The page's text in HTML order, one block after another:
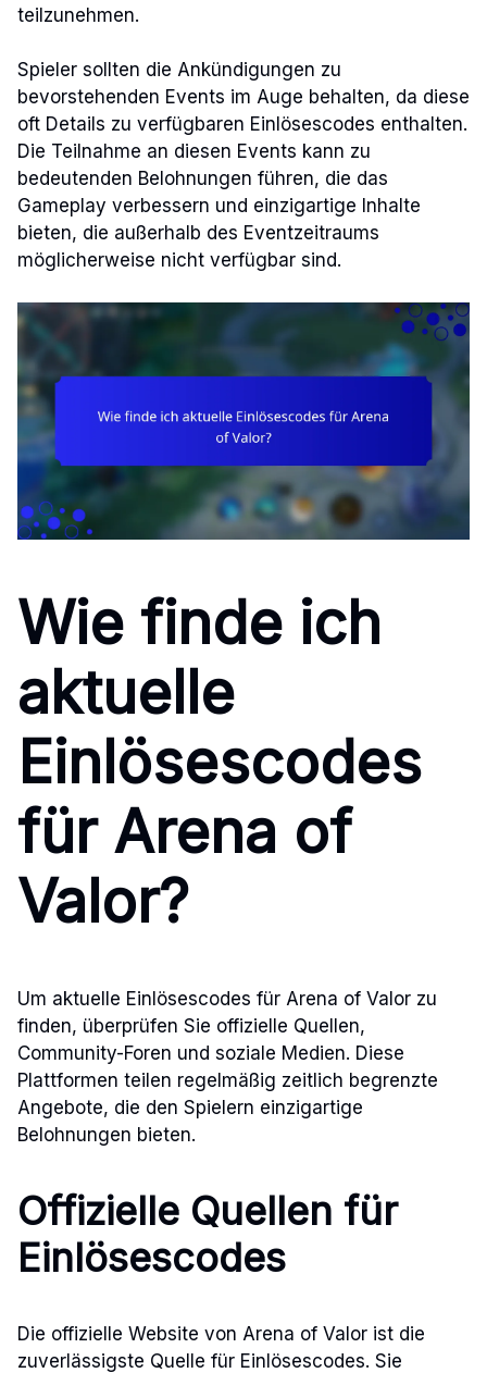
teilzunehmen.
Spieler sollten die Ankündigungen zu
bevorstehenden Events im Auge behalten, da diese
oft Details zu verfügbaren Einlösescodes enthalten.
Die Teilnahme an diesen Events kann zu
bedeutenden Belohnungen führen, die das
Gameplay verbessern und einzigartige Inhalte
bieten, die außerhalb des Eventzeitraums
möglicherweise nicht verfügbar sind.
Wie finde ich
aktuelle
Einlösescodes
für Arena of
Valor?
Um aktuelle Einlösescodes für Arena of Valor zu
finden, überprüfen Sie offizielle Quellen,
Community-Foren und soziale Medien. Diese
Plattformen teilen regelmäßig zeitlich begrenzte
Angebote, die den Spielern einzigartige
Belohnungen bieten.
Offizielle Quellen für
Einlösescodes
Die offizielle Website von Arena of Valor ist die
zuverlässigste Quelle für Einlösescodes. Sie